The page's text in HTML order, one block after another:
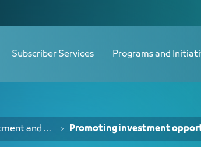
Subscriber Services Programs and
Investment and oppurtunities ideas Service Promoting investment